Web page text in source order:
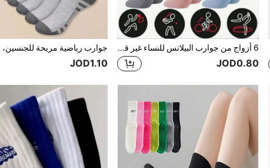
6 أزواج من جوارب البيلاتس للنساء غير قابلة للانزلاق، جوارب البيلاتس اللاصقة، جوارب اليوغا والباليه ذات القبضة، باللون الأسود والأبيض والوردي، مناسبة لجميع الفصول، هدية مثالية للعائلة والأصدقاء (عيد الميلاد، رأس السنة) (6/3/1 زوج)
JOD0.80
JOD1.10